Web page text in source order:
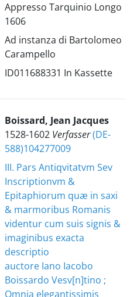
Appresso Tarquinio Longo
1606
Ad instanza di Bartolomeo
Carampello
ID011688331 In Kassette
Boissard, Jean Jacques
1528-1602 Verfasser(DE-
588)104277009
III. Pars Antiqvitatvm Sev
Inscriptionvm &
Epitaphiorum quæ in saxi
& marmoribus Romanis
videntur cum suis signis &
imaginibus exacta
descriptio
auctore Iano Iacobo
Boissardo Vesv[n]tino ;
Omnia elegantissimis